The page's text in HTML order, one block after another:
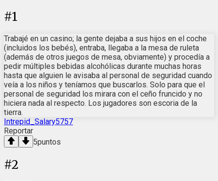
#1
Trabajé en un casino; la gente dejaba a sus hijos en el coche
(incluidos los bebés), entraba, llegaba a la mesa de ruleta
(además de otros juegos de mesa, obviamente) y procedía a
pedir múltiples bebidas alcohólicas durante muchas horas
hasta que alguien le avisaba al personal de seguridad cuando
veía a los niños y teníamos que buscarlos. Solo para que el
personal de seguridad los mirara con el ceño fruncido y no
hiciera nada al respecto. Los jugadores son escoria de la
tierra.
Intrepid_Salary5757
Reportar
5puntos
#2